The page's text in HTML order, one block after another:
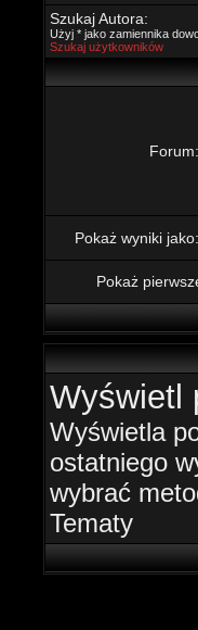
Szukaj Autora:
Użyj * jako zamiennika
Szukaj użytkowników
Forum:
Pokaż wyniki jako:
Pokaż
Wyświetl
Wyświetla
ostatniego
wybrać
Tematy